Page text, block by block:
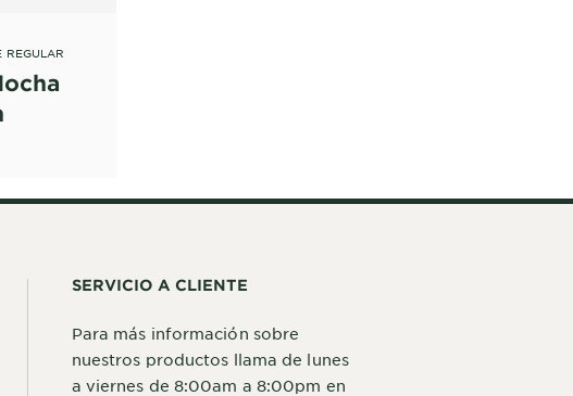
REGULAR
SERVICIO A CLIENTE
Para más información sobre
nuestros productos llama de lunes
a viernes de 8:00am a 8:00pm en